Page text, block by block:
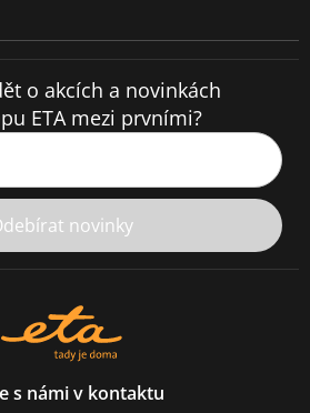
o akcích a novinkách
ETA mezi prvními?
novinky
s námi v kontaktu